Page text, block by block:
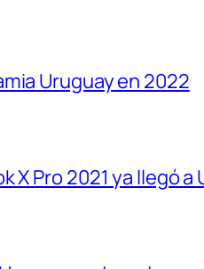
Uruguay en 2022
X Pro 2021 ya llegó a